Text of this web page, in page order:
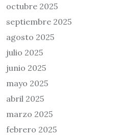
octubre 2025
septiembre 2025
agosto 2025
julio 2025
junio 2025
mayo 2025
abril 2025
marzo 2025
febrero 2025